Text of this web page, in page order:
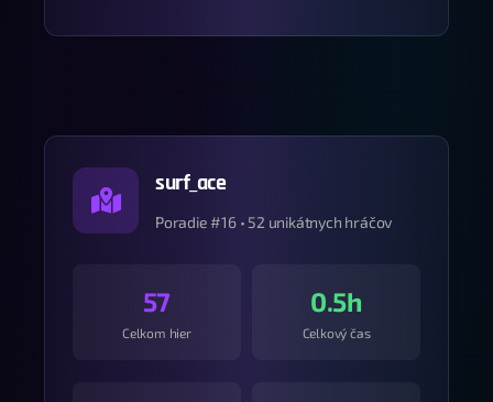
surf_ace
Poradie #16 • 52 unikátnych hráčov
57
Celkom hier
0.5h
Celkový čas